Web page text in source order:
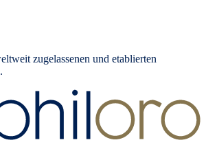
zugelassenen und etablierten